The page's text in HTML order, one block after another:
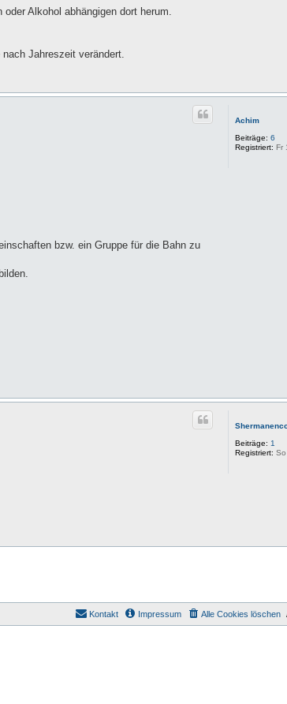
Alkohol abhängigen dort herum.
Jahreszeit verändert.
Achim
Beiträge: 6
Registriert: Fr
bzw. ein Gruppe für die Bahn zu
Beiträge: 1
Registriert:
Alle Cookies löschen
Impressum
Kontakt